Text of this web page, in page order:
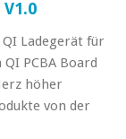
Ladegerät für
PCBA Board
höher
von der